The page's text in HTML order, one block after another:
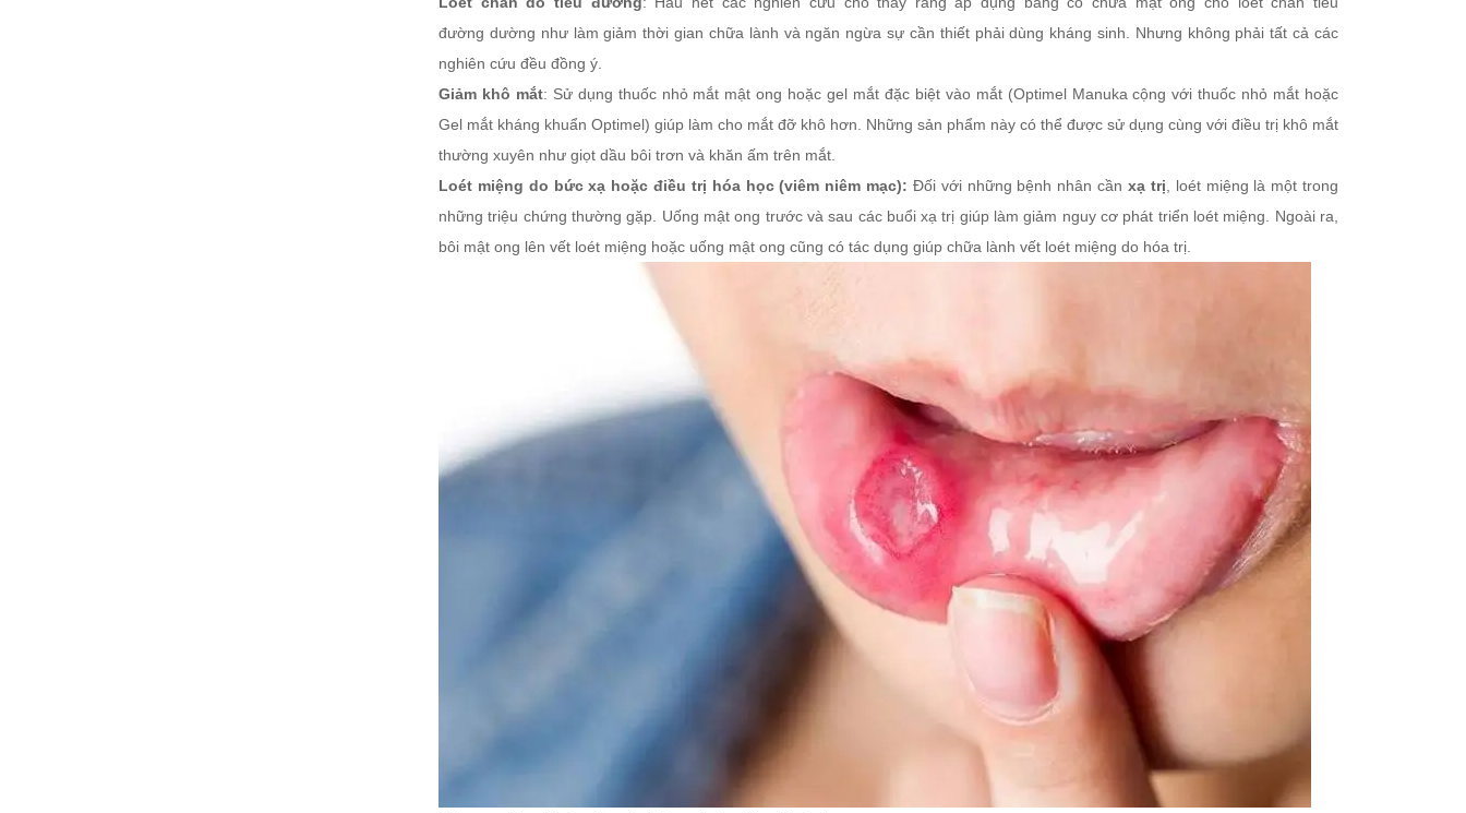
đường dường như làm giảm thời gian chữa lành và ngăn ngừa sự cần thiết phải dùng kháng sinh. Nhưng không phải tất cả các
nghiên cứu đều đồng ý.
Giảm khô mắt: Sử dụng thuốc nhỏ mắt mật ong hoặc gel mắt đặc biệt vào mắt (Optimel Manuka cộng với thuốc nhỏ mắt hoặc
Gel mắt kháng khuẩn Optimel) giúp làm cho mắt đỡ khô hơn. Những sản phẩm này có thể được sử dụng cùng với điều trị khô mắt
thường xuyên như giọt dầu bôi trơn và khăn ấm trên mắt.
Loét miệng do bức xạ hoặc điều trị hóa học (viêm niêm mạc): Đối với những bệnh nhân cần xạ trị , loét miệng là một trong
những triệu chứng thường gặp. Uống mật ong trước và sau các buổi xạ trị giúp làm giảm nguy cơ phát triển loét miệng. Ngoài ra,
bôi mật ong lên vết loét miệng hoặc uống mật ong cũng có tác dụng giúp chữa lành vết loét miệng do hóa trị.